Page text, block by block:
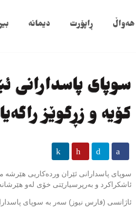
هەواڵ ڕاپۆرت دیمانە
سوپای پاسدارانی
کۆیە و زڕگوێز
سوپای پاسدارانی ئێران وردەکاریی
ئاشکراکرد و بەرپرسیارێتی خۆی لەو هێرشانە
ئاژانسی (فارس نیوز) سەر بە سوپای